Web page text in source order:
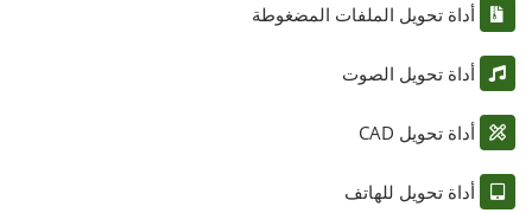
أداة تحويل الملفات المضغوطة
أداة تحويل الصوت
أداة تحويل CAD
أداة تحويل للهاتف